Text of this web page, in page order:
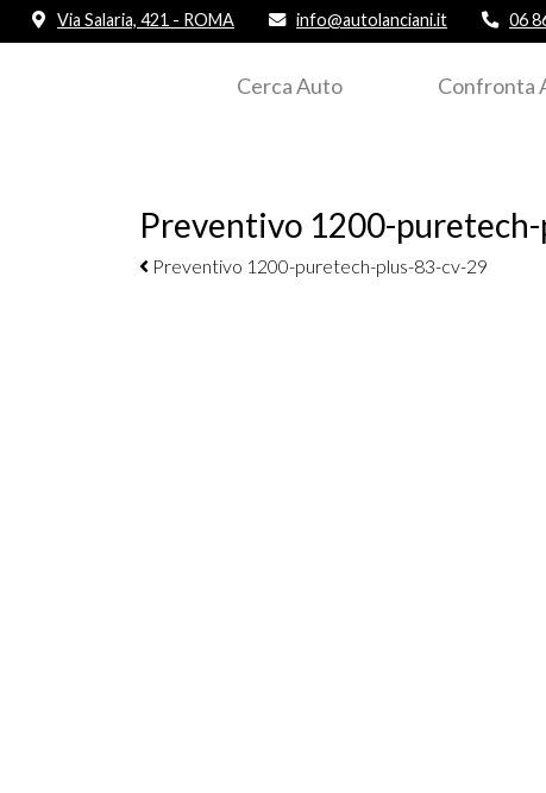
Via Salaria, 421 - ROMA info@autolanciani.it 06
Cerca Auto Confronta
Preventivo 1200-
Navigazione elementi
Preventivo 1200-puretech-plus-83-cv-29